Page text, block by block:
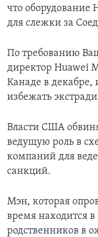
что оборудование
для слежки за
По требованию
директор Huawei
Канаде в декабре,
избежать
Власти США
ведущую роль в
компаний для
санкций.
Мэн, которая
время находится
родственников в